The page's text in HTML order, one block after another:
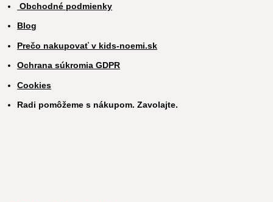
Obchodné podmienky
Blog
Prečo nakupovať v kids-noemi.sk
Ochrana súkromia GDPR
Cookies
Radi pomôžeme s nákupom. Zavolajte.